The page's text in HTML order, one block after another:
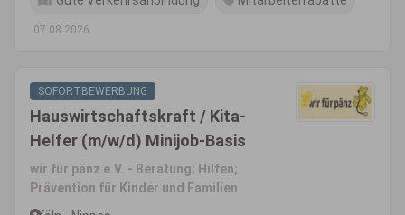
07.08.2026
SOFORTBEWERBUNG
Hauswirtschaftskraft / Kita-
Helfer (m/w/d) Minijob-Basis
wir für pänz e.V. - Beratung; Hilfen;
Prävention für Kinder und Familien